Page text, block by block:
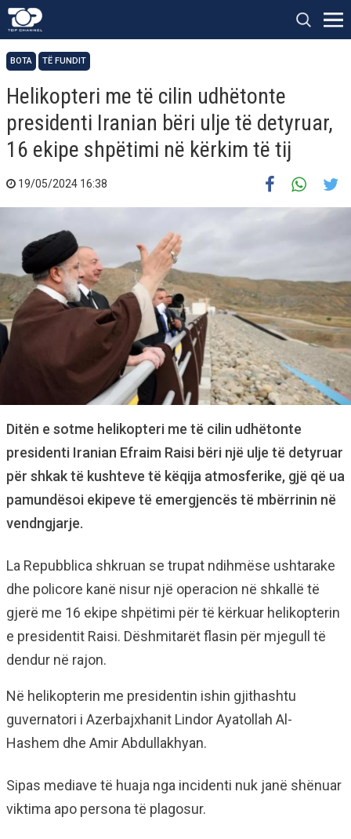
BOTA TË FUNDIT
Helikopteri me të cilin udhëtonte
presidenti Iranian bëri ulje të detyruar,
16 ekipe shpëtimi në kërkim të tij
19/05/2024 16:38
Ditën e sotme helikopteri me të cilin udhëtonte
presidenti Iranian Efraim Raisi bëri një ulje të detyruar
për shkak të kushteve të këqija atmosferike, gjë që ua
pamundësoi ekipeve të emergjencës të mbërrinin në
vendngjarje.
La Repubblica shkruan se trupat ndihmëse ushtarake
dhe policore kanë nisur një operacion në shkallë të
gjerë me 16 ekipe shpëtimi për të kërkuar helikopterin
e presidentit Raisi. Dëshmitarët flasin për mjegull të
dendur në rajon.
Në helikopterin me presidentin ishin gjithashtu
guvernatori i Azerbajxhanit Lindor Ayatollah Al-
Hashem dhe Amir Abdullakhyan.
Sipas mediave të huaja nga incidenti nuk janë shënuar
viktima apo persona të plagosur.